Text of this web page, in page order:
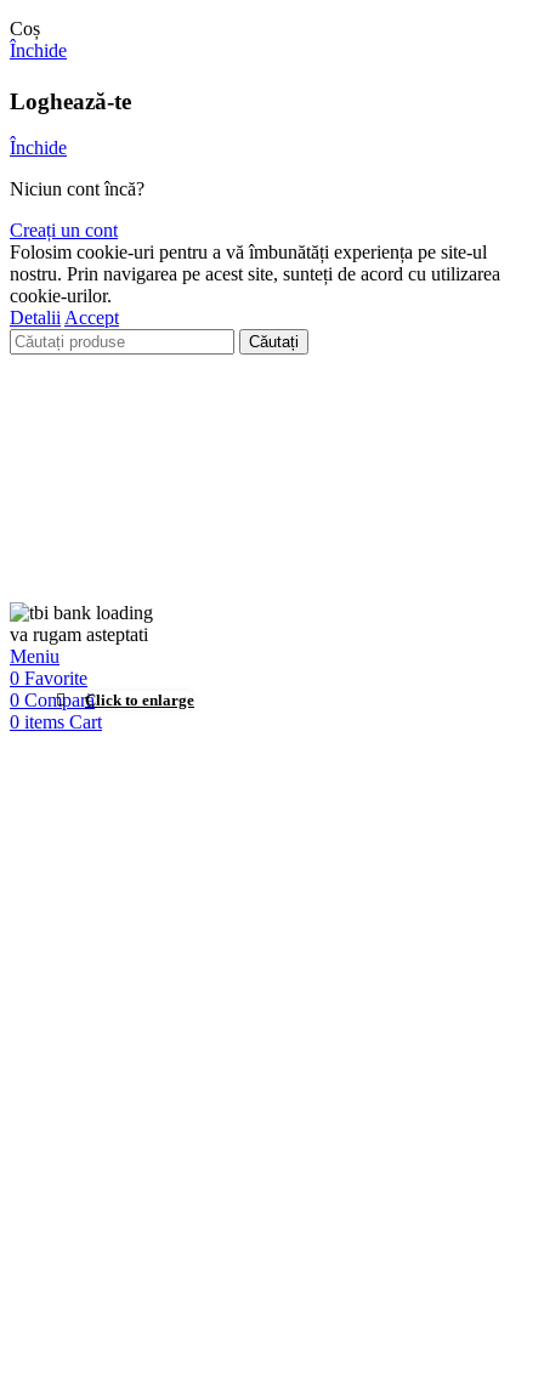
Click to enlarge
Coș
Închide
Loghează-te
Închide
Niciun cont încă?
Creați un cont
Folosim cookie-uri pentru a vă îmbunătăți experiența pe site-ul
nostru. Prin navigarea pe acest site, sunteți de acord cu utilizarea
cookie-urilor.
DetaliiAccept
Căutați
va rugam asteptati
Meniu
0 Favorite
0 Compară
0 items Cart